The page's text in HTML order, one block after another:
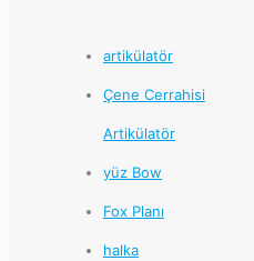
artikülatör
Çene Cerrahisi
Artikülatör
yüz Bow
Fox Planı
halka